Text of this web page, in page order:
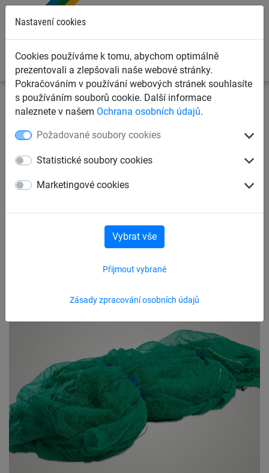
Nastavení cookies
Cookies používáme k tomu, abychom optimálně
prezentovali a zlepšovali naše webové stránky.
Pokračováním v používání webových stránek souhlasíte
s používáním souborů cookie. Další informace
naleznete v našem Ochrana osobních údajů.
Požadované soubory cookies
Statistické soubory cookies
Marketingové cookies
Zásady zpracování osobních údajů
Přijmout vybrané
Vybrat vše
Záchytné bezpečnostní sítě
Záchytné sítě proti pádu
Záchytná síť a prodyšná
plachta 8 x 10 m